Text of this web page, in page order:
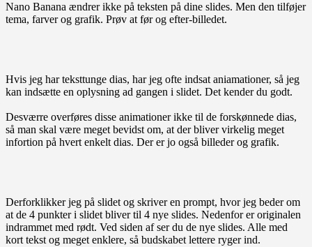
Nano Banana ændrer ikke på teksten på dine slides. Men den tilføjer
tema, farver og grafik. Prøv at før og efter-billedet.
Hvis jeg har teksttunge dias, har jeg ofte indsat aniamationer, så jeg
kan indsætte en oplysning ad gangen i slidet. Det kender du godt.
Desværre overføres disse animationer ikke til de forskønnede dias,
så man skal være meget bevidst om, at der bliver virkelig meget
infortion på hvert enkelt dias. Der er jo også billeder og grafik.
Derforklikker jeg på slidet og skriver en prompt, hvor jeg beder om
at de 4 punkter i slidet bliver til 4 nye slides. Nedenfor er originalen
indrammet med rødt. Ved siden af ser du de nye slides. Alle med
kort tekst og meget enklere, så budskabet lettere ryger ind.